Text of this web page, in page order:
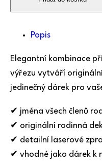
Popis
Elegantní kombinace
výřezu vytváří
jedinečný dárek pro
✔ jména všech členů
✔ originální rodinná
✔ detailní laserové
✔ vhodné jako dárek k